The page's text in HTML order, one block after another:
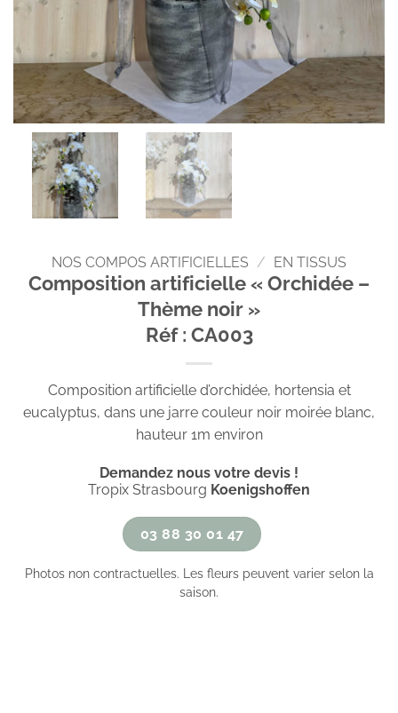
NOS COMPOS ARTIFICIELLES / EN TISSUS
Composition artificielle « Orchidée –
Thème noir »
Réf : CA003
Composition artificielle d’orchidée, hortensia et
eucalyptus, dans une jarre couleur noir moirée blanc,
hauteur 1m environ
Demandez nous votre devis !
Tropix Strasbourg Koenigshoffen
03 88 30 01 47
Photos non contractuelles. Les fleurs peuvent varier selon la
saison.